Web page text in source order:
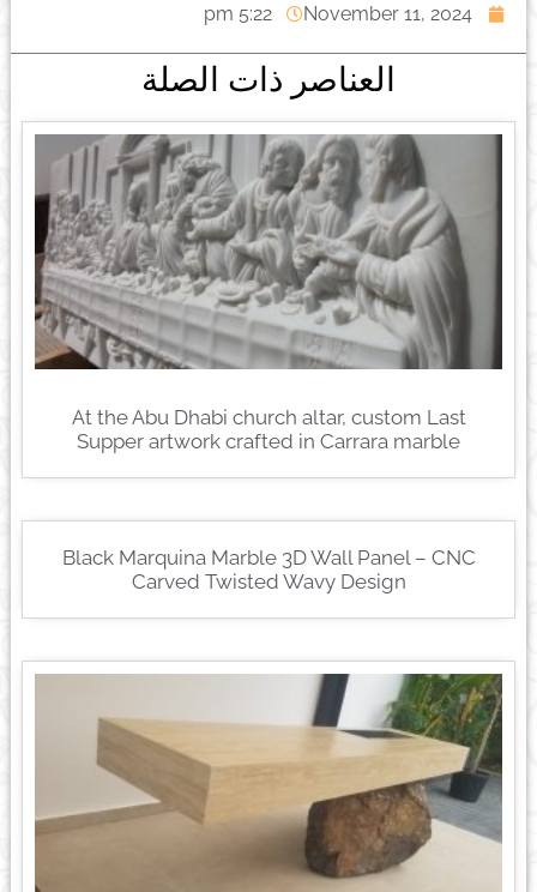
November 11, 2024
5:22 pm
العناصر ذات الصلة
At the Abu Dhabi church altar, custom Last
Supper artwork crafted in Carrara marble
Black Marquina Marble 3D Wall Panel – CNC
Carved Twisted Wavy Design